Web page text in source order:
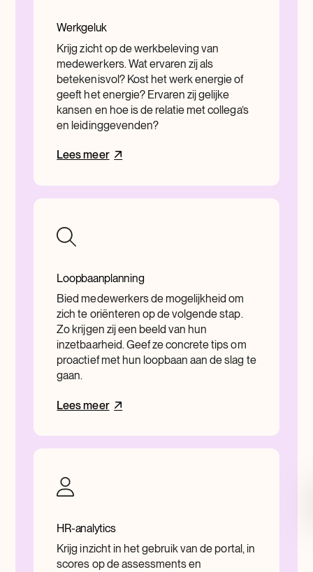
Werkgeluk
Krijg zicht op de werkbeleving van
medewerkers. Wat ervaren zij als
betekenisvol? Kost het werk energie of
geeft het energie? Ervaren zij gelijke
kansen en hoe is de relatie met collega’s
en leidinggevenden?
Lees meer
Loopbaanplanning
Bied medewerkers de mogelijkheid om
zich te oriënteren op de volgende stap.
Zo krijgen zij een beeld van hun
inzetbaarheid. Geef ze concrete tips om
proactief met hun loopbaan aan de slag te
gaan.
Lees meer
HR-analytics
Krijg inzicht in het gebruik van de portal, in
scores op de assessments en